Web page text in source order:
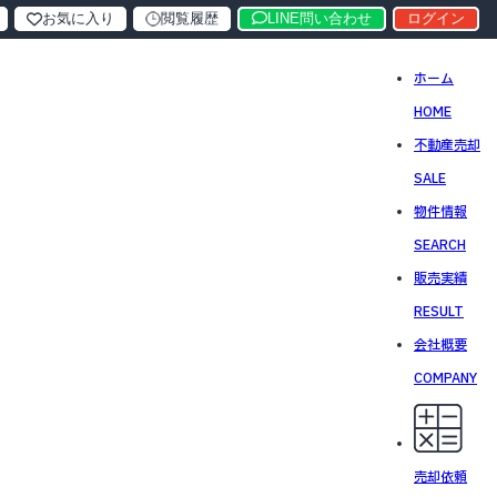
ホーム
HOME
不動産売却
SALE
物件情報
SEARCH
販売実績
RESULT
会社概要
COMPANY
売却依頼
お気に入り 閲覧履歴 LINE問い合わせ ログイン